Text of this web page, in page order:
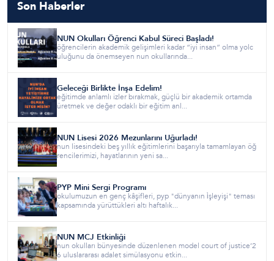
Son Haberler
NUN Okulları Öğrenci Kabul Süreci Başladı!
öğrencilerin akademik gelişimleri kadar “iyi insan” olma yolc
uluğunu da önemseyen nun okullarında...
Geleceği Birlikte İnşa Edelim!
eğitimde anlamlı izler bırakmak, güçlü bir akademik ortamda
üretmek ve değer odaklı bir eğitim anl...
NUN Lisesi 2026 Mezunlarını Uğurladı!
nun lisesindeki beş yıllık eğitimlerini başarıyla tamamlayan öğ
rencilerimizi, hayatlarının yeni sa...
PYP Mini Sergi Programı
okulumuzun en genç kâşifleri, pyp "dünyanın i̇şleyişi" teması
kapsamında yürüttükleri altı haftalık...
NUN MCJ Etkinliği
nun okulları bünyesinde düzenlenen model court of justice’2
6 uluslararası adalet simülasyonu etkin...